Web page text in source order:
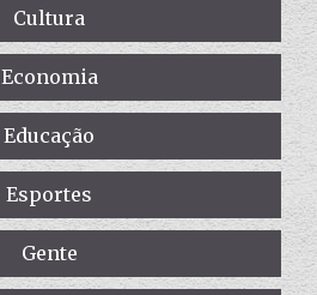
Cultura
Economia
Educação
Esportes
Gente